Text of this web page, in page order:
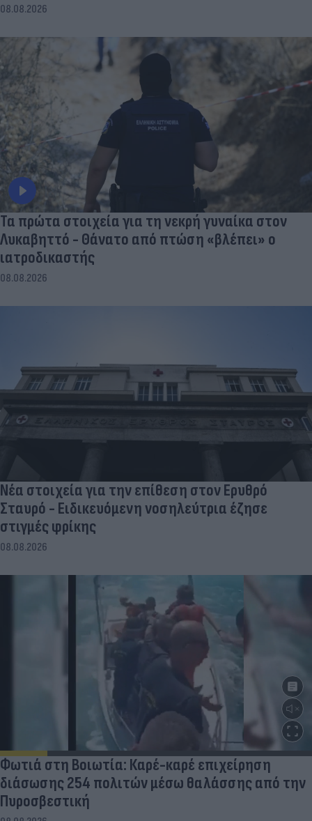
08.08.2026
Τα πρώτα στοιχεία για τη νεκρή γυναίκα στον
Λυκαβηττό - Θάνατο από πτώση «βλέπει» ο
ιατροδικαστής
08.08.2026
Νέα στοιχεία για την επίθεση στον Ερυθρό
Σταυρό - Ειδικευόμενη νοσηλεύτρια έζησε
στιγμές φρίκης
08.08.2026
Φωτιά στη Βοιωτία: Καρέ-καρέ επιχείρηση
διάσωσης 254 πολιτών μέσω θαλάσσης από την
Πυροσβεστική